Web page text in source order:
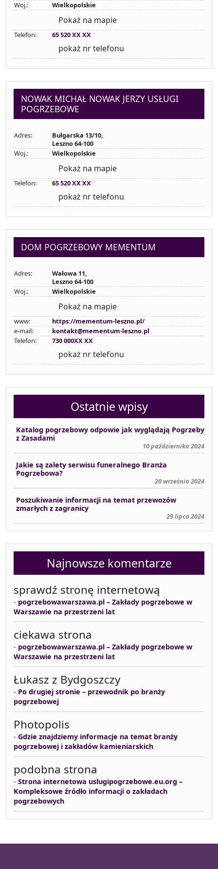
Woj.:
Wielkopolskie
Pokaż na mapie
Telefon: 65 520 XX XX
pokaż nr telefonu
NOWAK MICHAŁ NOWAK JERZY USŁUGI
POGRZEBOWE
Adres:
Bułgarska 13/10,
Leszno 64-100
Woj.:
Wielkopolskie
Pokaż na mapie
Telefon: 65 520 XX XX
pokaż nr telefonu
DOM POGRZEBOWY MEMENTUM
Adres:
Wałowa 11,
Leszno 64-100
Woj.:
Wielkopolskie
Pokaż na mapie
www:
https://mementum-leszno.pl/
e-mail:
kontakt@mementum-leszno.pl
Telefon:
730 000XX XX
pokaż nr telefonu
Ostatnie wpisy
Katalog pogrzebowy odpowie jak wyglądają Pogrzeby
z Zasadami
10 października 2024
Jakie są zalety serwisu funeralnego Branża
Pogrzebowa?
20 września 2024
Poszukiwanie informacji na temat przewozów
zmarłych z zagranicy
29 lipca 2024
Najnowsze komentarze
sprawdź stronę internetową
- pogrzebowawarszawa.pl – Zakłady pogrzebowe w
Warszawie na przestrzeni lat
ciekawa strona
- pogrzebowawarszawa.pl – Zakłady pogrzebowe w
Warszawie na przestrzeni lat
Łukasz z Bydgoszczy
- Po drugiej stronie – przewodnik po branży
pogrzebowej
Photopolis
- Gdzie znajdziemy informacje na temat branży
pogrzebowej i zakładów kamieniarskich
podobna strona
- Strona internetowa uslugipogrzebowe.eu.org –
Kompleksowe źródło informacji o zakładach
pogrzebowych